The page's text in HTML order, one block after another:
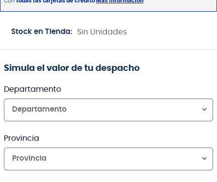
Stock en Tienda: Sin Unidades
Simula el valor de tu despacho
Departamento
Departamento
Provincia
Provincia